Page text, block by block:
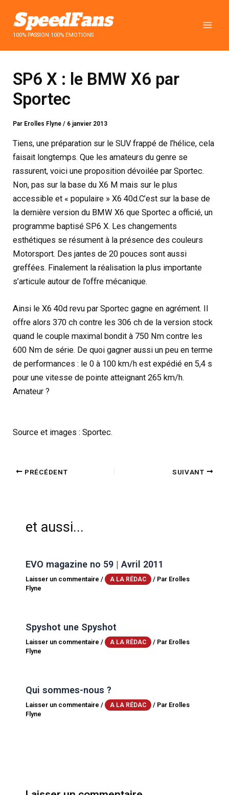
contenu100% PASSION 100% EMOTIONS
SP6 X : le BMW X6 par
Sportec
Par Erolles Flyne/ 6 janvier 2013
Tiens, une préparation sur le SUV frappé de l’hélice, cela
faisait longtemps. Que les amateurs du genre se
rassurent, voici une proposition dévoilée par Sportec.
Non, pas sur la base du X6 M mais sur le plus
accessible et « populaire » X6 40d.C’est sur la base de
la dernière version du BMW X6 que Sportec a officié, un
programme baptisé SP6 X. Les changements
esthétiques se résument à la présence des couleurs
Motorsport. Des jantes de 20 pouces sont aussi
greffées. Finalement la réalisation la plus importante
s’articule autour de l’offre mécanique.
Ainsi le X6 40d revu par Sportec gagne en agrément. Il
offre alors 370 ch contre les 306 ch de la version stock
quand le couple maximal bondit à 750 Nm contre les
600 Nm de série. De quoi gagner aussi un peu en terme
de performances : le 0 à 100 km/h est expédié en 5,4 s
pour une vitesse de pointe atteignant 265 km/h.
Amateur ?
Source et images : Sportec.
PRÉCÉDENT SUIVANT
et aussi...
EVO magazine no 59 | Avril 2011
Laisser un commentaire / A LA RÉDAC / Par Erolles
Flyne
Spyshot une Spyshot
Laisser un commentaire / A LA RÉDAC / Par Erolles
Flyne
Qui sommes-nous ?
Laisser un commentaire / A LA RÉDAC / Par Erolles
Flyne